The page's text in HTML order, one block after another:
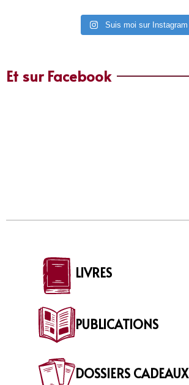
Suis moi sur Instagram
Et sur Facebook
LIVRES
PUBLICATIONS
DOSSIERS CADEAUX